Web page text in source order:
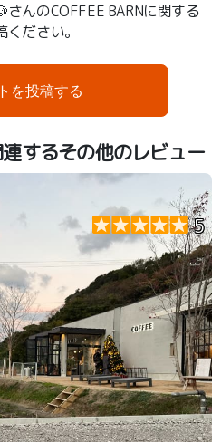
んのCOFFEE BARNに関する
ださい。
を投稿する
連するその他のレビュー
5